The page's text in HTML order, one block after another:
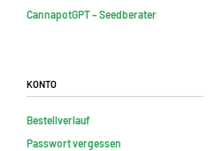
CannapotGPT – Seedberater
Konto
Bestellverlauf
Passwort vergessen